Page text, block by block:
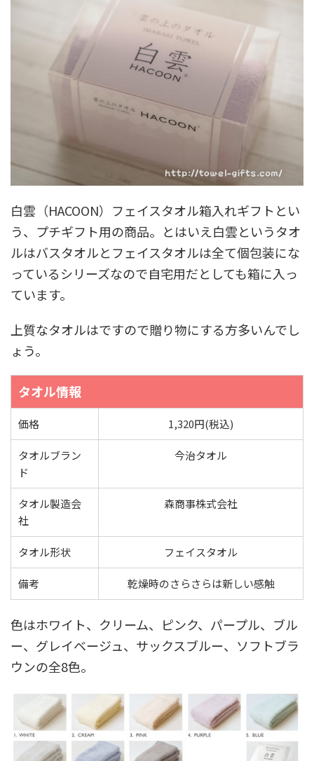
白雲（HACOON）フェイスタオル箱入れギフトとい
う、プチギフト用の商品。とはいえ白雲というタオ
ルはバスタオルとフェイスタオルは全て個包装にな
っているシリーズなので自宅用だとしても箱に入っ
ています。
上質なタオルはですので贈り物にする方多いんでし
ょう。
タオル情報
価格 1,320円(税込)
タオルブラン
ド
今治タオル
タオル製造会
社
森商事株式会社
タオル形状 フェイスタオル
備考 乾燥時のさらさらは新しい感触
色はホワイト、クリーム、ピンク、パープル、ブル
ー、グレイベージュ、サックスブルー、ソフトブラ
ウンの全8色。